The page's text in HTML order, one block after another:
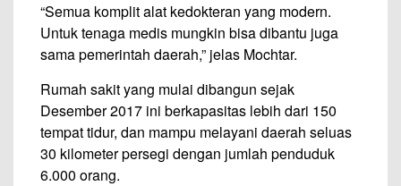
“Semua komplit alat kedokteran yang modern.
Untuk tenaga medis mungkin bisa dibantu juga
sama pemerintah daerah,” jelas Mochtar.
Rumah sakit yang mulai dibangun sejak
Desember 2017 ini berkapasitas lebih dari 150
tempat tidur, dan mampu melayani daerah seluas
30 kilometer persegi dengan jumlah penduduk
6.000 orang.